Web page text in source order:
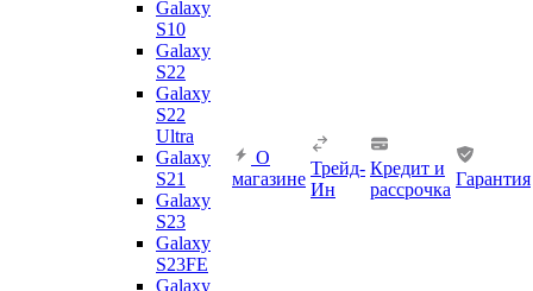
Galaxy
S10
Galaxy
S22
Galaxy
S22
Ultra
Galaxy
S21
Galaxy
S23
Galaxy
S23FE
Galaxy
О
магазине
Трейд-
Ин
Кредит и
рассрочка
Гарантия